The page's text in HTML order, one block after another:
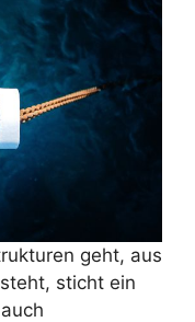
geht, aus
sticht ein